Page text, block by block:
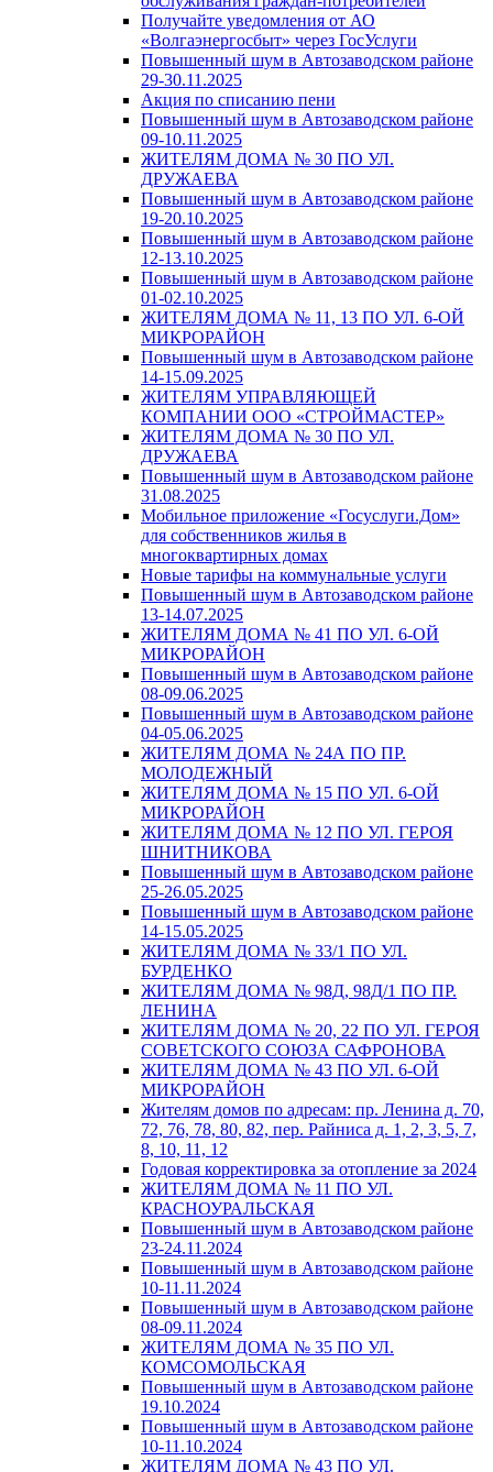
Получайте уведомления от АО
«Волгаэнергосбыт» через ГосУслуги
Повышенный шум в Автозаводском районе
29-30.11.2025
Акция по списанию пени
Повышенный шум в Автозаводском районе
09-10.11.2025
ЖИТЕЛЯМ ДОМА № 30 ПО УЛ.
ДРУЖАЕВА
Повышенный шум в Автозаводском районе
19-20.10.2025
Повышенный шум в Автозаводском районе
12-13.10.2025
Повышенный шум в Автозаводском районе
01-02.10.2025
ЖИТЕЛЯМ ДОМА № 11, 13 ПО УЛ. 6-ОЙ
МИКРОРАЙОН
Повышенный шум в Автозаводском районе
14-15.09.2025
ЖИТЕЛЯМ УПРАВЛЯЮЩЕЙ
КОМПАНИИ ООО «СТРОЙМАСТЕР»
ЖИТЕЛЯМ ДОМА № 30 ПО УЛ.
ДРУЖАЕВА
Повышенный шум в Автозаводском районе
31.08.2025
Мобильное приложение «Госуслуги.Дом»
для собственников жилья в
многоквартирных домах
Новые тарифы на коммунальные услуги
Повышенный шум в Автозаводском районе
13-14.07.2025
ЖИТЕЛЯМ ДОМА № 41 ПО УЛ. 6-ОЙ
МИКРОРАЙОН
Повышенный шум в Автозаводском районе
08-09.06.2025
Повышенный шум в Автозаводском районе
04-05.06.2025
ЖИТЕЛЯМ ДОМА № 24А ПО ПР.
МОЛОДЕЖНЫЙ
ЖИТЕЛЯМ ДОМА № 15 ПО УЛ. 6-ОЙ
МИКРОРАЙОН
ЖИТЕЛЯМ ДОМА № 12 ПО УЛ. ГЕРОЯ
ШНИТНИКОВА
Повышенный шум в Автозаводском районе
25-26.05.2025
Повышенный шум в Автозаводском районе
14-15.05.2025
ЖИТЕЛЯМ ДОМА № 33/1 ПО УЛ.
БУРДЕНКО
ЖИТЕЛЯМ ДОМА № 98Д, 98Д/1 ПО ПР.
ЛЕНИНА
ЖИТЕЛЯМ ДОМА № 20, 22 ПО УЛ. ГЕРОЯ
СОВЕТСКОГО СОЮЗА САФРОНОВА
ЖИТЕЛЯМ ДОМА № 43 ПО УЛ. 6-ОЙ
МИКРОРАЙОН
Жителям домов по адресам: пр. Ленина д. 70,
72, 76, 78, 80, 82, пер. Райниса д. 1, 2, 3, 5, 7,
8, 10, 11, 12
Годовая корректировка за отопление за 2024
ЖИТЕЛЯМ ДОМА № 11 ПО УЛ.
КРАСНОУРАЛЬСКАЯ
Повышенный шум в Автозаводском районе
23-24.11.2024
Повышенный шум в Автозаводском районе
10-11.11.2024
Повышенный шум в Автозаводском районе
08-09.11.2024
ЖИТЕЛЯМ ДОМА № 35 ПО УЛ.
КОМСОМОЛЬСКАЯ
Повышенный шум в Автозаводском районе
19.10.2024
Повышенный шум в Автозаводском районе
10-11.10.2024
ЖИТЕЛЯМ ДОМА № 43 ПО УЛ.